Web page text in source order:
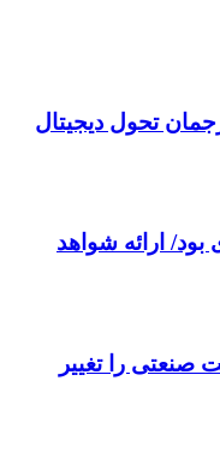
تحول دیجیتال
ارائه شواهد
صنعتی را تغییر